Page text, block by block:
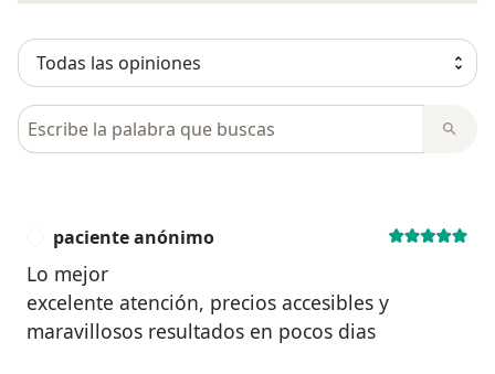
Busca en opiniones
paciente anónimo
Lo mejor
excelente atención, precios accesibles y
maravillosos resultados en pocos dias